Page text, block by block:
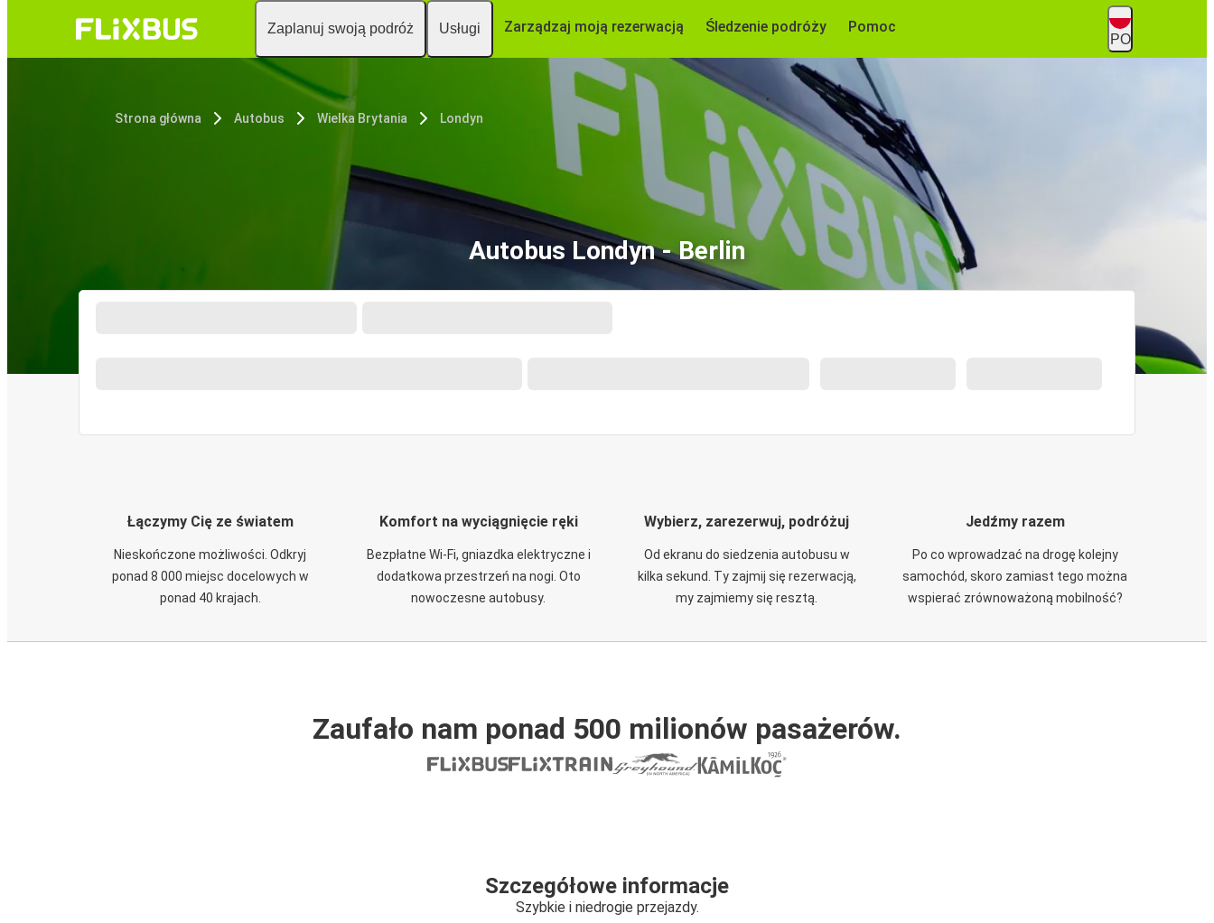
Zaplanuj swoją podróż Usługi Zarządzaj moją rezerwacją Śledzenie podróży Pomoc
PO
Strona główna Autobus Wielka Brytania Londyn
Autobus Londyn - Berlin
Łączymy Cię ze światem
Nieskończone możliwości. Odkryj
ponad 8 000 miejsc docelowych w
ponad 40 krajach.
Komfort na wyciągnięcie ręki
Bezpłatne Wi-Fi, gniazdka elektryczne i
dodatkowa przestrzeń na nogi. Oto
nowoczesne autobusy.
Wybierz, zarezerwuj, podróżuj
Od ekranu do siedzenia autobusu w
kilka sekund. Ty zajmij się rezerwacją,
my zajmiemy się resztą.
Jedźmy razem
Po co wprowadzać na drogę kolejny
samochód, skoro zamiast tego można
wspierać zrównoważoną mobilność?
Zaufało nam ponad 500 milionów pasażerów.
Szczegółowe informacje
Szybkie i niedrogie przejazdy.